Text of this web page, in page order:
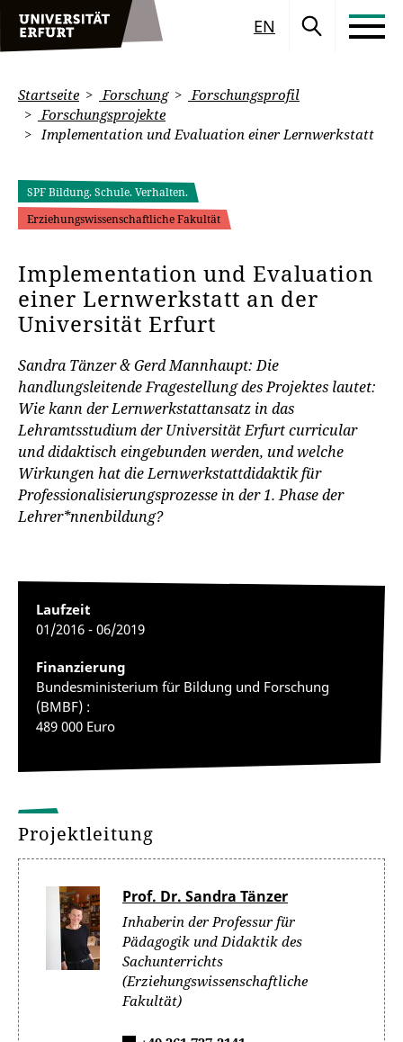
EN
Startseite Forschung
Forschungsprofil
Forschungsprojekte
Implementation und Evaluation einer Lernwerkstatt
SPF Bildung. Schule. Verhalten.
Erziehungswissenschaftliche Fakultät
Implementation und Evaluation
einer Lernwerkstatt an der
Universität Erfurt
Sandra Tänzer & Gerd Mannhaupt: Die
handlungsleitende Fragestellung des Projektes lautet:
Wie kann der Lernwerkstattansatz in das
Lehramtsstudium der Universität Erfurt curricular
und didaktisch eingebunden werden, und welche
Wirkungen hat die Lernwerkstattdidaktik für
Professionalisierungsprozesse in der 1. Phase der
Lehrer*nnenbildung?
Laufzeit
01/2016 - 06/2019
Finanzierung
Bundesministerium für Bildung und Forschung
(BMBF) :
489 000 Euro
Projektleitung
Prof. Dr. Sandra Tänzer
Inhaberin der Professur für
Pädagogik und Didaktik des
Sachunterrichts
(Erziehungswissenschaftliche
Fakultät)